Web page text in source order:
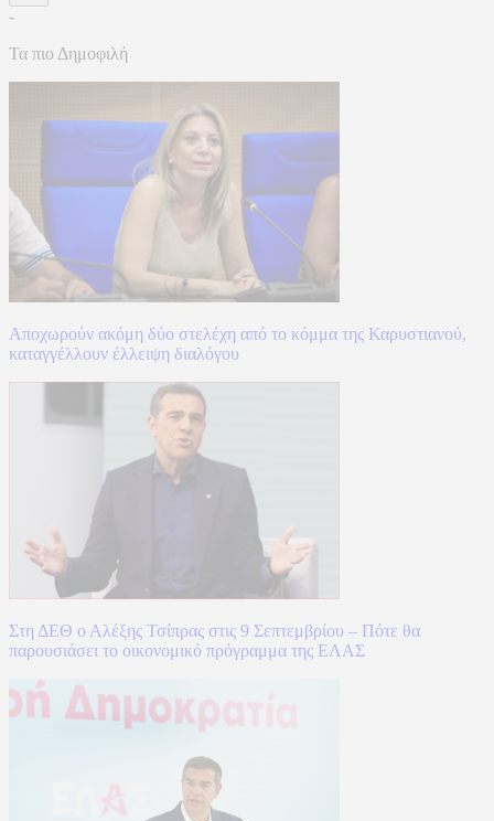
-
Τα πιο Δημοφιλή
Αποχωρούν ακόμη δύο στελέχη από το κόμμα της Καρυστιανού,
καταγγέλλουν έλλειψη διαλόγου
Στη ΔΕΘ ο Αλέξης Τσίπρας στις 9 Σεπτεμβρίου – Πότε θα
παρουσιάσει το οικονομικό πρόγραμμα της ΕΛΑΣ